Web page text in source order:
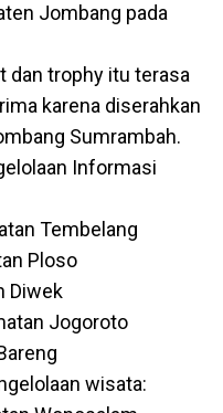
Jombang pada
dan trophy itu terasa
karena diserahkan
Sumrambah.
Informasi
Tembelang
Ploso
Diwek
Jogoroto
wisata: